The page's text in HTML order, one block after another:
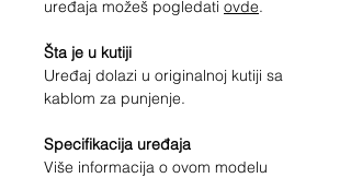
uređaja možeš pogledati ovde.
Šta je u kutiji
Uređaj dolazi u originalnoj kutiji sa
kablom za punjenje.
Specifikacija uređaja
Više informacija o ovom modelu